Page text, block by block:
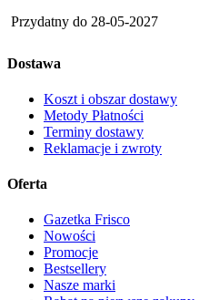
Przydatny do 28-05-2027
Dostawa
Koszt i obszar dostawy
Metody Płatności
Terminy dostawy
Reklamacje i zwroty
Oferta
Gazetka Frisco
Nowości
Promocje
Bestsellery
Nasze marki